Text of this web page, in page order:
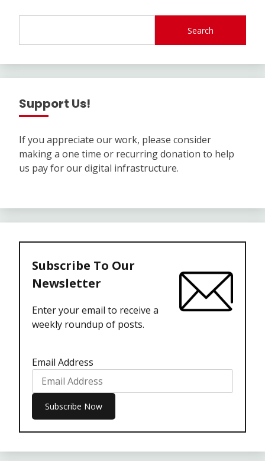
Search
Support Us!
If you appreciate our work, please consider
making a one time or recurring donation to help
us pay for our digital infrastructure.
Subscribe To Our
Newsletter
Enter your email to receive a
weekly roundup of posts.
Email Address